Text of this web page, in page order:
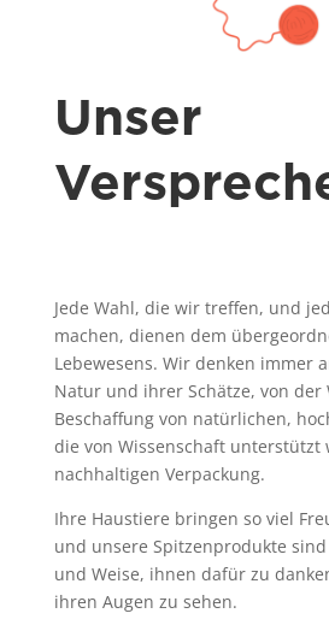
Unser
Jede Wahl, die wir treffen, und
machen, dienen dem
Lebewesens. Wir denken immer
Natur und ihrer Schätze, von der
Beschaffung von natürlichen,
die von Wissenschaft unterstützt
nachhaltigen Verpackung.
Ihre Haustiere bringen so viel
und unsere Spitzenprodukte
und Weise, ihnen dafür zu
ihren Augen zu sehen.